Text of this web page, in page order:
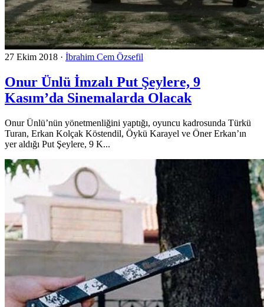
27 Ekim 2018 · İbrahim Cem Özsefil
Onur Ünlü İmzalı Put Şeylere, 9
Kasım’da Sinemalarda Olacak
Onur Ünlü’nün yönetmenliğini yaptığı, oyuncu kadrosunda Türkü
Turan, Erkan Kolçak Köstendil, Öykü Karayel ve Öner Erkan’ın
yer aldığı Put Şeylere, 9 K...